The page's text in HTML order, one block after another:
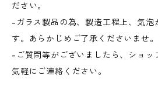
ださい。
-ガラス製品の為、製造工程上、気泡
す。あらかじめご了承くださいませ。
-ご質問等がございましたら、ショッ
気軽にご連絡ください。